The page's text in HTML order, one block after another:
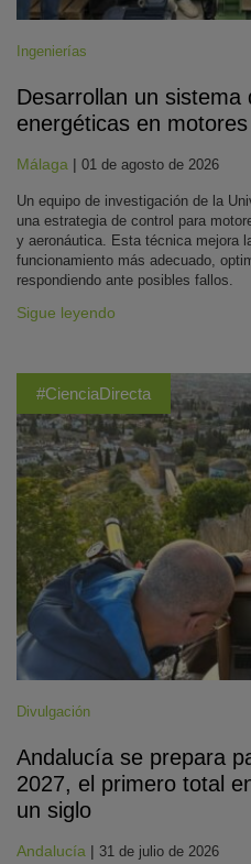
Ingenierías
Desarrollan un sistema
energéticas en
Málaga | 01 de agosto de 2026
Un equipo de investigación de la
una estrategia de control para
y aeronáutica. Esta técnica mejora
funcionamiento más adecuado,
respondiendo ante posibles fallos.
Sigue leyendo
#CienciaDirecta
Divulgación
Andalucía se prepara
2027, el primero total
un siglo
Andalucía | 31 de julio de 2026